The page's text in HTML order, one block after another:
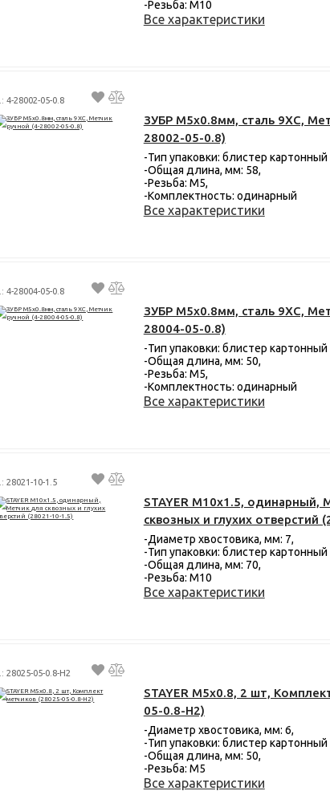
-Резьба: М10
Все характеристики
4-28002-05-0.8
ЗУБР М5x0.8мм, сталь 9ХС,
28002-05-0.8)
-Тип упаковки: блистер
-Общая длина, мм: 58,
-Резьба: М5,
-Комплектность: одинарный
Все характеристики
4-28004-05-0.8
ЗУБР М5x0.8мм, сталь 9ХС,
28004-05-0.8)
-Тип упаковки: блистер
-Общая длина, мм: 50,
-Резьба: М5,
-Комплектность: одинарный
Все характеристики
28021-10-1.5
STAYER М10х1.5, одинарный,
сквозных и глухих отверстий
-Диаметр хвостовика, мм: 7,
-Тип упаковки: блистер
-Общая длина, мм: 70,
-Резьба: М10
Все характеристики
28025-05-0.8-H2
STAYER M5х0.8, 2 шт,
05-0.8-H2)
-Диаметр хвостовика, мм: 6,
-Тип упаковки: блистер
-Общая длина, мм: 50,
-Резьба: M5
Все характеристики